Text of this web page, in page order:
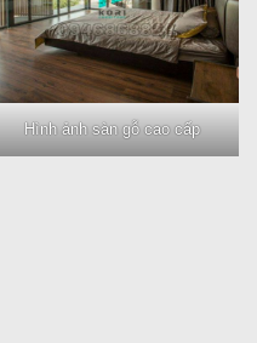
Hình ảnh sàn gỗ cao cấp